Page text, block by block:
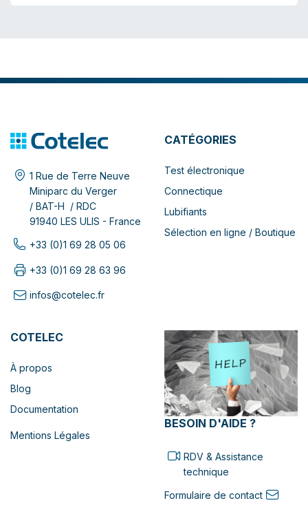
1 Rue de Terre Neuve
Miniparc du Verger
/ BAT-H / RDC
91940 LES ULIS - France
+33 (0)1 69 28 05 06
+33 (0)1 69 28 63 96
infos@cotelec.fr
CATÉGORIES
Test électronique
Connectique
Lubifiants
Sélection en ligne / Boutique
COTELEC
À propos
Blog
Documentation
Mentions Légales
BESOIN D'AIDE ?
RDV & Assistance
technique
Formulaire de contact